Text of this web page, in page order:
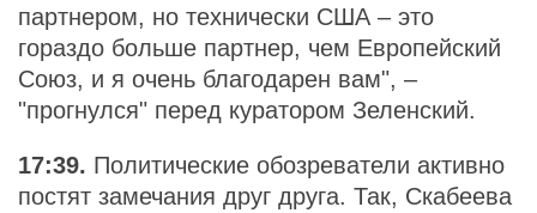
партнером, но технически США – это
гораздо больше партнер, чем Европейский
Союз, и я очень благодарен вам", –
"прогнулся" перед куратором Зеленский.
17:39. Политические обозреватели активно
постят замечания друг друга. Так, Скабеева